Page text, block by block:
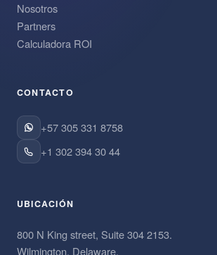
Nosotros
Partners
Calculadora ROI
CONTACTO
+57 305 331 8758
+1 302 394 30 44
UBICACIÓN
800 N King street, Suite 304 2153.
Wilmington, Delaware.